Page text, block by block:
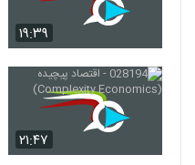
(Environmental Management)
۵۲۸ بازدید
۴۴۳ بازدید
۱۹:۳۹
۲۱:۴۷